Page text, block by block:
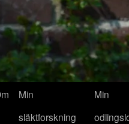
Min
släktforskning
Min